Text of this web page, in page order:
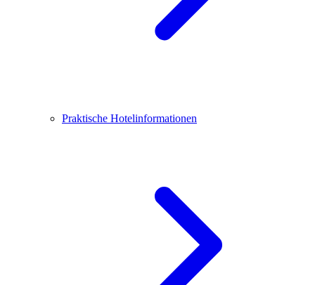
Praktische Hotelinformationen